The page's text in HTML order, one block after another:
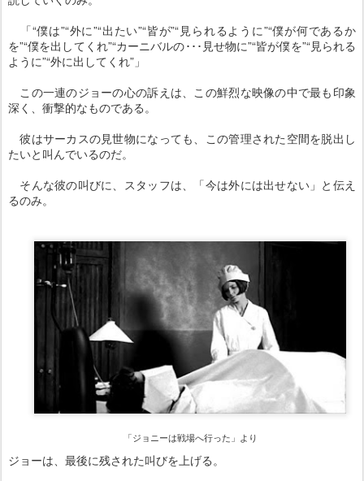
「“僕は”“外に”“出たい”“皆が”“見られるように”“僕が何であるか
を”“僕を出してくれ”“カーニバルの･･･見せ物に”“皆が僕を”“見られる
ように”“外に出してくれ”」
この一連のジョーの心の訴えは、この鮮烈な映像の中で最も印象
深く、衝撃的なものである。
彼はサーカスの見世物になっても、この管理された空間を脱出し
たいと叫んでいるのだ。
そんな彼の叫びに、スタッフは、「今は外には出せない」と伝え
るのみ。
「ジョニーは戦場へ行った」より
ジョーは、最後に残された叫びを上げる。